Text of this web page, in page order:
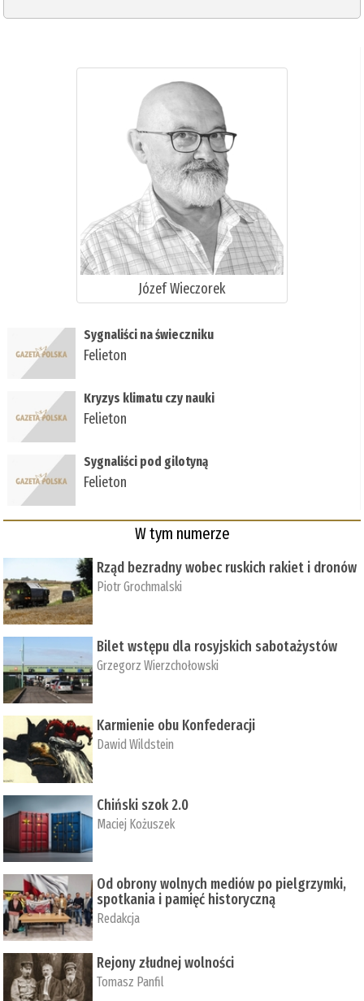
Józef Wieczorek
Sygnaliści na świeczniku
Felieton
Kryzys klimatu czy nauki
Felieton
Sygnaliści pod gilotyną
Felieton
W tym numerze
Rząd bezradny wobec ruskich rakiet i dronów
Piotr Grochmalski
Bilet wstępu dla rosyjskich sabotażystów
Grzegorz Wierzchołowski
Karmienie obu Konfederacji
Dawid Wildstein
Chiński szok 2.0
Maciej Kożuszek
Od obrony wolnych mediów po pielgrzymki,
spotkania i pamięć historyczną
Redakcja
Rejony złudnej wolności
Tomasz Panfil